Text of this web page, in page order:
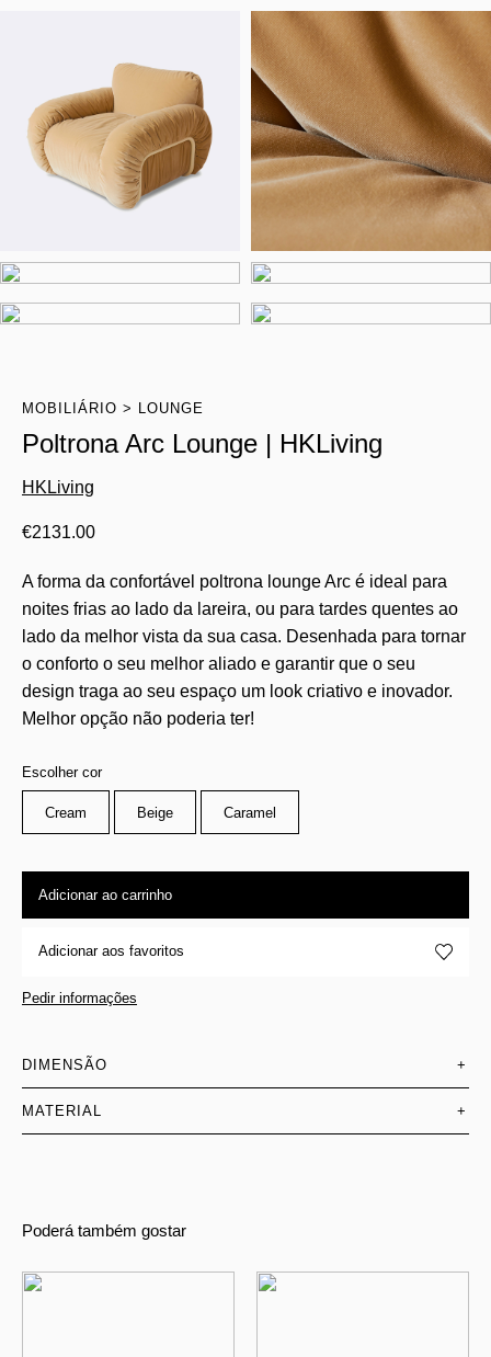
MOBILIÁRIO LOUNGE
Poltrona Arc Lounge | HKLiving
HKLiving
€2131.00
A forma da confortável poltrona lounge Arc é ideal para
noites frias ao lado da lareira, ou para tardes quentes ao
lado da melhor vista da sua casa. Desenhada para tornar
o conforto o seu melhor aliado e garantir que o seu
design traga ao seu espaço um look criativo e inovador.
Melhor opção não poderia ter!
Escolher cor
Cream Beige Caramel
Adicionar ao carrinho
Adicionar aos favoritos
Pedir informações
DIMENSÃO +
MATERIAL +
Poderá também gostar